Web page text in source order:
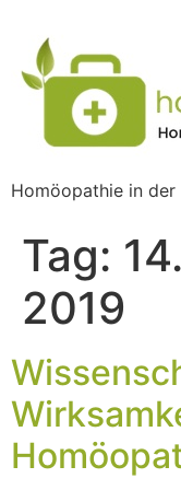
Homöopathie in der
Tag:
2019